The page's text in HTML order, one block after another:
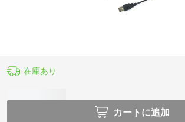
在庫あり
カートに追加